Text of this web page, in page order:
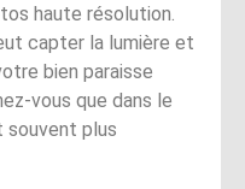
haute résolution.
capter la lumière et
bien paraisse
vous que dans le
souvent plus